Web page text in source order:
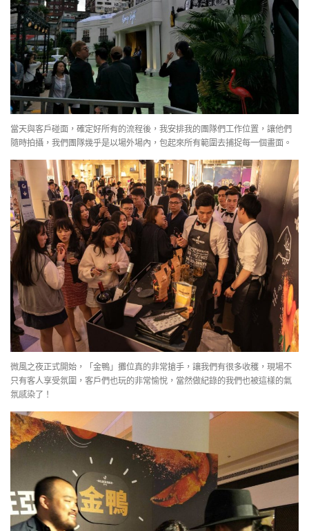
當天與客戶碰面，確定好所有的流程後，我安排我的團隊們工作位置，讓他們
隨時拍攝，我們團隊幾乎是以場外場內，包起來所有範圍去捕捉每一個畫面。
微風之夜正式開始，「金鴨」攤位真的非常搶手，讓我們有很多收穫，現場不
只有客人享受氛圍，客戶們也玩的非常愉悅，當然做紀錄的我們也被這樣的氣
氛感染了！